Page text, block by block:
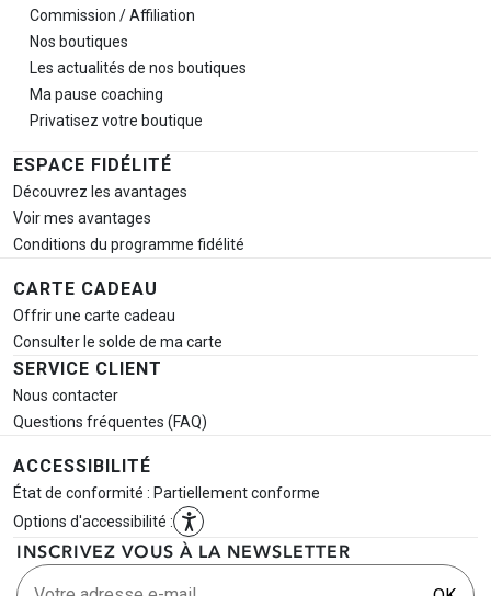
Commission / Affiliation
Nos boutiques
Les actualités de nos boutiques
Ma pause coaching
Privatisez votre boutique
ESPACE FIDÉLITÉ
Découvrez les avantages
Voir mes avantages
Conditions du programme fidélité
CARTE CADEAU
Offrir une carte cadeau
Consulter le solde de ma carte
SERVICE CLIENT
Nous contacter
Questions fréquentes (FAQ)
ACCESSIBILITÉ
État de conformité : Partiellement conforme
Options d'accessibilité :
INSCRIVEZ VOUS À LA NEWSLETTER